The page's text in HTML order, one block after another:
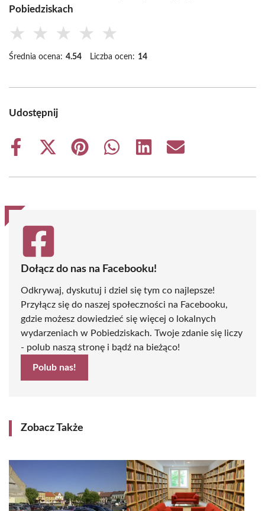
Pobiedziskach
★ ★ ★ ★ ★
Średnia ocena: 4.54 Liczba ocen: 14
Udostępnij
Share
Share
(Twitter)
Share
Share
Share
Share
Dołącz do nas na Facebooku!
Odkrywaj, dyskutuj i dziel się tym co najlepsze!
Przyłącz się do naszej społeczności na Facebooku,
gdzie możesz dowiedzieć się więcej o lokalnych
wydarzeniach w Pobiedziskach. Twoje zdanie się liczy
- polub naszą stronę i bądź na bieżąco!
Polub nas!
Zobacz Także